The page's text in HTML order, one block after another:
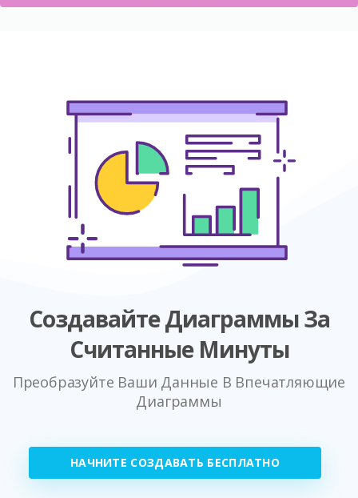
Создавайте Диаграммы За
Считанные Минуты
Преобразуйте Ваши Данные В Впечатляющие
Диаграммы
НАЧНИТЕ СОЗДАВАТЬ БЕСПЛАТНО